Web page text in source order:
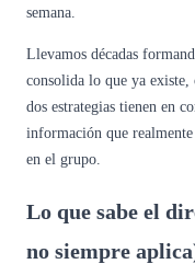
semana.
Llevamos décadas
consolida lo que ya
dos estrategias tienen en
información que
en el grupo.
Lo que sabe el
no siempre